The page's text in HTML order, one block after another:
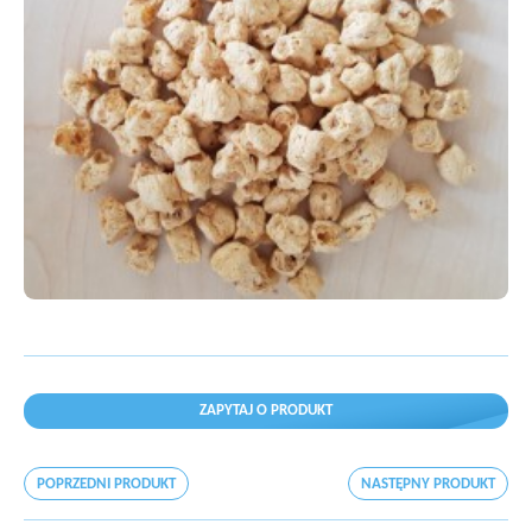
ZAPYTAJ O PRODUKT
POPRZEDNI PRODUKT NASTĘPNY PRODUKT